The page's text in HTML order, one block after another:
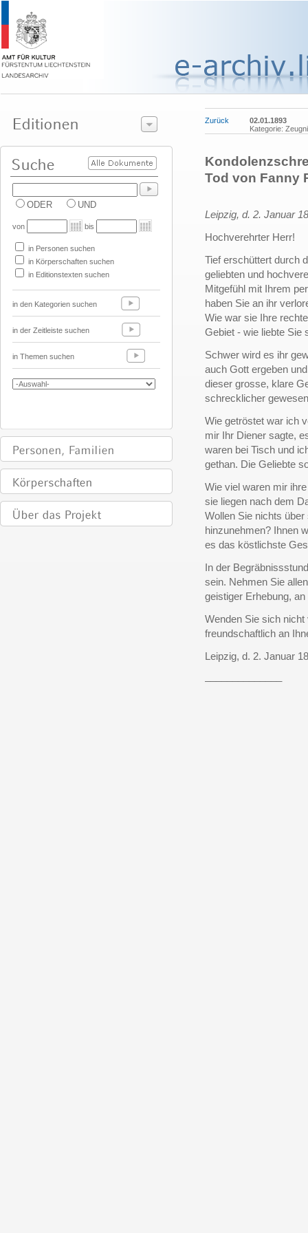
ODER UND
von bis
in Personen suchen
in Körperschaften suchen
in Editionstexten suchen
in den Kategorien suchen
in der Zeitleiste suchen
in Themen suchen
Zurück
02.01.1893
Kategorie:
Tod von Fanny
Leipzig, d. 2. Januar
Hochverehrter Herr!
Tief erschüttert durch
geliebten und
Mitgefühl mit Ihrem
haben Sie an ihr
Wie war sie Ihre
Gebiet - wie liebte Sie
Schwer wird es ihr
auch Gott ergeben
dieser grosse, klare
schrecklicher
Wie getröstet war ich
mir Ihr Diener sagte,
waren bei Tisch und
gethan. Die Geliebte
Wie viel waren mir
sie liegen nach dem
Wollen Sie nichts
hinzunehmen? Ihnen
es das köstlichste
In der
sein. Nehmen Sie
geistiger Erhebung,
Wenden Sie sich
freundschaftlich an
Leipzig, d. 2. Januar